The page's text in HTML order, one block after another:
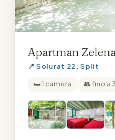
Apartman
📍 Solurat 22, Split
🛏 1 camera 👥 fino a